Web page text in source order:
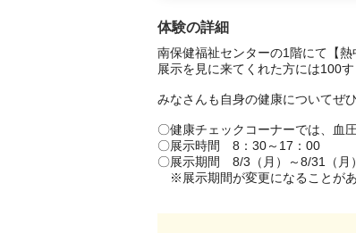
体験の詳細
南保健福祉センターの1階にて【
展示を見に来てくれた方には100
みなさんも自身の健康についてぜ
〇健康チェックコーナーでは、血
〇展示時間　8：30～17：00
〇展示期間　8/3（月）～8/31（月
※展示期間が変更になることがあ